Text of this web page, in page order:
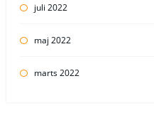
juli 2022
maj 2022
marts 2022